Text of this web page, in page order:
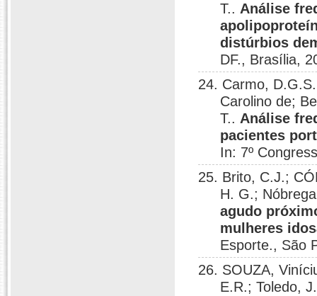
T.. Análise
distúrbios
DF., Brasília,
24. Carmo,
Carolino de;
T.. Análise
pacientes
In: 7º
25. Brito, C.J.;
H. G.;
agudo
mulheres
Esporte., São
26. SOUZA,
E.R.; Toledo,